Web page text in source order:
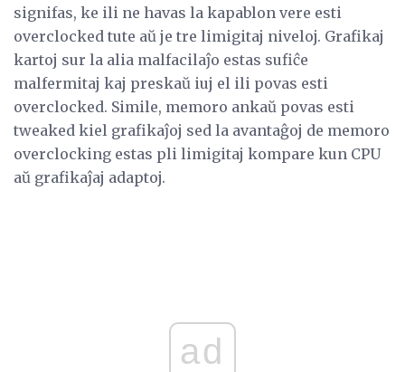
signifas, ke ili ne havas la kapablon vere esti
overclocked tute aŭ je tre limigitaj niveloj. Grafikaj
kartoj sur la alia malfacilaĵo estas sufiĉe
malfermitaj kaj preskaŭ iuj el ili povas esti
overclocked. Simile, memoro ankaŭ povas esti
tweaked kiel grafikaĵoj sed la avantaĝoj de memoro
overclocking estas pli limigitaj kompare kun CPU
aŭ grafikaĵaj adaptoj.
ad